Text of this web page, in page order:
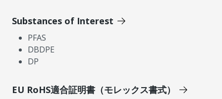
Substances of Interest
PFAS
DBDPE
DP
EU RoHS適合証明書（モレックス書式）